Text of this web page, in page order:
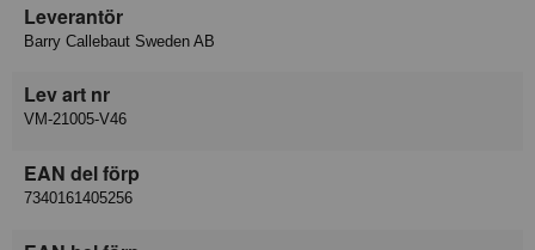
Leverantör
Barry Callebaut Sweden AB
Lev art nr
VM-21005-V46
EAN del förp
7340161405256